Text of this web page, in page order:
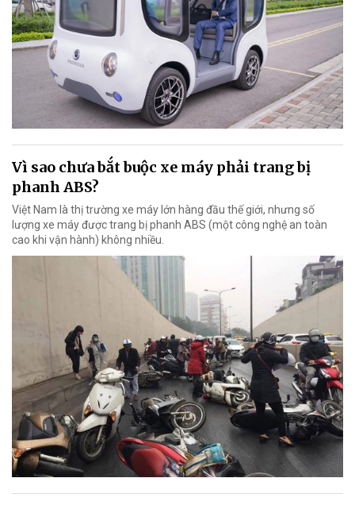
Vì sao chưa bắt buộc xe máy phải trang bị
phanh ABS?
Việt Nam là thị trường xe máy lớn hàng đầu thế giới, nhưng số
lượng xe máy được trang bị phanh ABS (một công nghệ an toàn
cao khi vận hành) không nhiều.